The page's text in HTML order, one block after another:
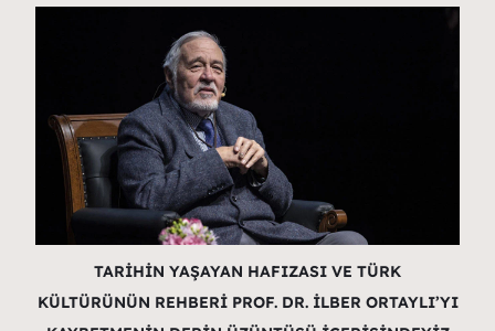
TARİHİN YAŞAYAN HAFIZASI VE TÜRK
KÜLTÜRÜNÜN REHBERİ PROF. DR. İLBER ORTAYLI’YI